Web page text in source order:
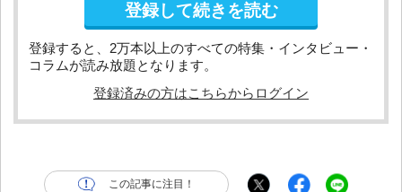
登録して続きを読む
登録すると、2万本以上のすべての特集・インタビュー・
コラムが読み放題となります。
登録済みの方はこちらからログイン
この記事に注目！